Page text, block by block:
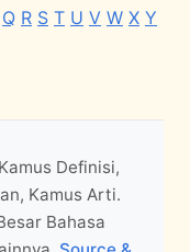
Q R S T U V W X Y
Definisi,
Kamus Arti.
Bahasa